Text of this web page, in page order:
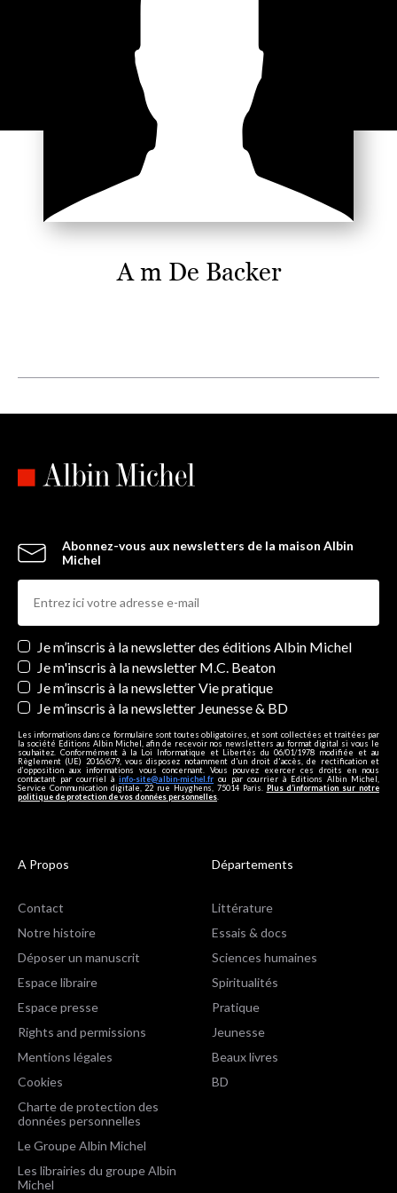
A m De Backer
Abonnez-vous aux newsletters de la maison Albin
Michel
Newsletters
Je m’inscris à la newsletter des éditions Albin Michel
Je m'inscris à la newsletter M.C. Beaton
Je m’inscris à la newsletter Vie pratique
Je m’inscris à la newsletter Jeunesse & BD
Les informations dans ce formulaire sont toutes obligatoires, et sont collectées et traitées par
la société Editions Albin Michel, afin de recevoir nos newsletters au format digital si vous le
souhaitez. Conformément à la Loi Informatique et Libertés du 06/01/1978 modifiée et au
Règlement (UE) 2016/679, vous disposez notamment d'un droit d'accès, de rectification et
d’opposition aux informations vous concernant. Vous pouvez exercer ces droits en nous
contactant par courriel à info-site@albin-michel.fr ou par courrier à Editions Albin Michel,
Service Communication digitale, 22 rue Huyghens, 75014 Paris. Plus d’information sur notre
politique de protection de vos données personnelles
A Propos
Contact
Notre histoire
Déposer un manuscrit
Espace libraire
Espace presse
Rights and permissions
Mentions légales
Cookies
Charte de protection des
données personnelles
Le Groupe Albin Michel
Les librairies du groupe Albin
Michel
Départements
Littérature
Essais & docs
Sciences humaines
Spiritualités
Pratique
Jeunesse
Beaux livres
BD